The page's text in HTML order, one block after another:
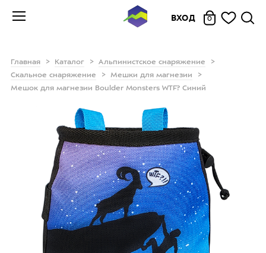
ВХОД 0
Главная Каталог
Альпинистское снаряжение
Скальное снаряжение
Мешки для магнезии
Мешок для магнезии Boulder Monsters WTF? Синий